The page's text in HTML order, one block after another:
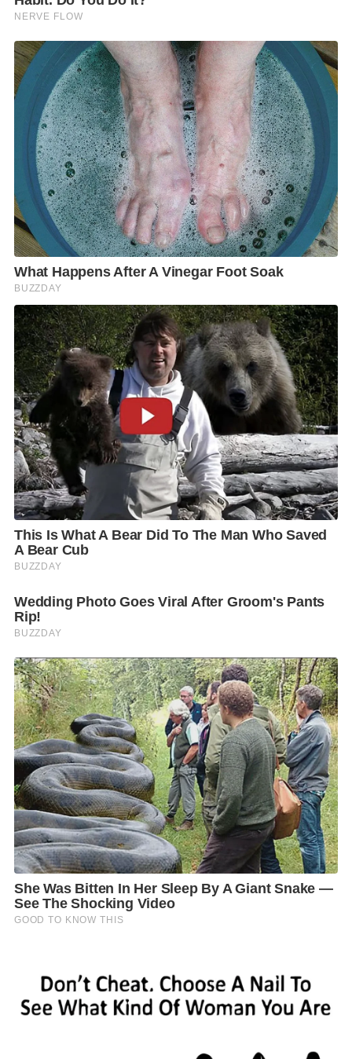
ทั่วไป แต่เมื่อทำการรักษาแล้วกลับพบว่าอาการไม่ดีขึ้น
โรคดังกล่าวมีสาเหตุมาจากการได้รับสารเคมีจากการสูบ
ละอองไอของบุหรี่ไฟฟ้าเข้าไป
กรมควบคุมโรค ขอเตือนประชาชนทั้งที่เป็นผู้สูบและผู้ที่
มีโอกาสได้สัมผัสหรือรับละอองไอจากบุหรี่ไฟฟ้า ซึ่งถือ
เป็นกลุ่มเสี่ยงหลักของโรคปอดอักเสบรุนแรง อย่าได้หลง
เชื่อคำโฆษณาว่าเป็นสินค้าทางเลือกในการช่วยเลิกสูบ
บุหรี่ หรือตกเป็นเหยื่อให้กับสินค้าทำลายสุขภาพชนิดนี้
เพราะการสูบบุหรี่ไฟฟ้าทำให้เกิดการเสพติดสารนิโคติน
เช่นเดียวกับการสูบบุหรี่ทั่วไป ทั้งนี้ ประชาชนสามารถ
สอบถามเพิ่มเติมได้ที่กองงานคณะกรรมการควบคุม
ผลิตภัณฑ์ยาสูบ กรมควบคุมโรค 0-2590-3850 หรือสาย
ด่วนกรมควบคุมโรค โทร.1422
F
a
c
e
b
o
o
k
L
i
n
e
T
w
t
t
e
r
C
o
y
L
i
n
Share
S
h
a
r
e